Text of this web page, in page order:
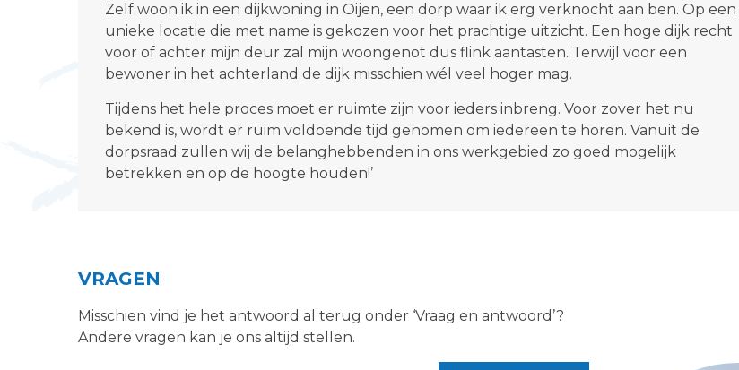
Zelf woon ik in een dijkwoning in Oijen, een dorp waar ik erg verknocht aan ben. Op een
unieke locatie die met name is gekozen voor het prachtige uitzicht. Een hoge dijk recht
voor of achter mijn deur zal mijn woongenot dus flink aantasten. Terwijl voor een
bewoner in het achterland de dijk misschien wél veel hoger mag.
Tijdens het hele proces moet er ruimte zijn voor ieders inbreng. Voor zover het nu
bekend is, wordt er ruim voldoende tijd genomen om iedereen te horen. Vanuit de
dorpsraad zullen wij de belanghebbenden in ons werkgebied zo goed mogelijk
betrekken en op de hoogte houden!’
VRAGEN
Misschien vind je het antwoord al terug onder ‘Vraag en antwoord’?
Andere vragen kan je ons altijd stellen.